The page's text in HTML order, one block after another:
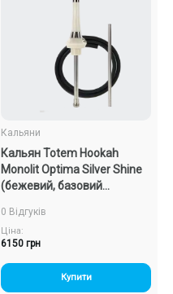
Кальяни
Кальян Totem Hookah
Monolit Optima Silver Shine
(бежевий, базовий
0 Відгуків
Ціна:
6150 грн
Купити